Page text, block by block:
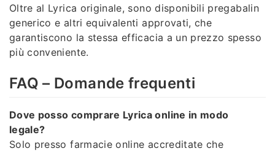
Oltre al Lyrica originale, sono disponibili pregabalin
generico e altri equivalenti approvati, che
garantiscono la stessa efficacia a un prezzo spesso
più conveniente.
FAQ – Domande frequenti
Dove posso comprare Lyrica online in modo
legale?
Solo presso farmacie online accreditate che